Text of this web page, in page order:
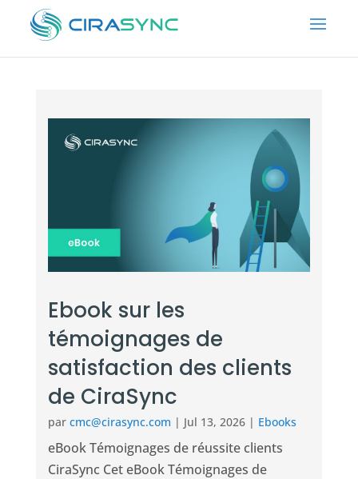
Ebook sur les
témoignages de
satisfaction des clients
de CiraSync
par cmc@cirasync.com | Jul 13, 2026| Ebooks
eBook Témoignages de réussite clients
CiraSync Cet eBook Témoignages de